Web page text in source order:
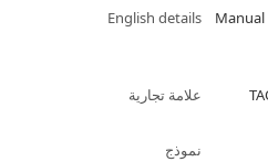
English details
Manual
علامة تجارية
نموذج